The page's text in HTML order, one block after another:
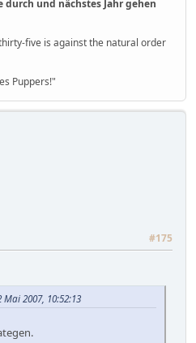
und nächstes Jahr gehen
five is against the natural order
Puppers!"
#175
2007, 10:52:13